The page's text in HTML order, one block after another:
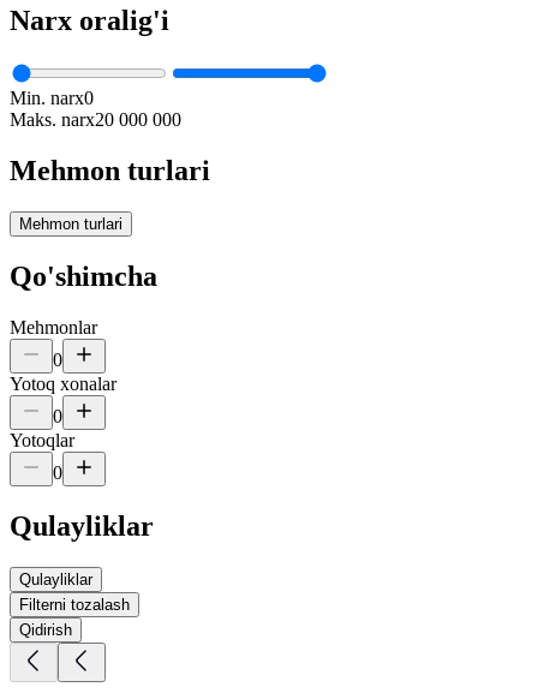
Narx oralig'i
Min. narx0
Maks. narx20 000 000
Mehmon turlari
Mehmon turlari
Qo'shimcha
Mehmonlar
0
Yotoq xonalar
0
Yotoqlar
0
Qulayliklar
Qulayliklar
Filterni tozalash
Qidirish